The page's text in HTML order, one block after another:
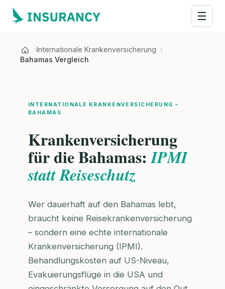
☰
Internationale Krankenversicherung
Bahamas Vergleich
INTERNATIONALE KRANKENVERSICHERUNG –
BAHAMAS
Krankenversicherung
für die Bahamas:IPMI
statt Reiseschutz
Wer dauerhaft auf den Bahamas lebt,
braucht keine Reisekrankenversicherung
– sondern eine echte internationale
Krankenversicherung (IPMI).
Behandlungskosten auf US-Niveau,
Evakuierungsflüge in die USA und